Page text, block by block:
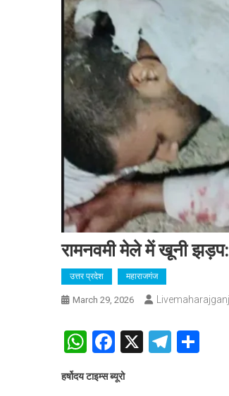
रामनवमी मेले में खूनी
उत्तर प्रदेश महाराजगंज
March 29, 2026 Livemaharajganj
WhatsApp
Facebook
X
हर्षोदय टाइम्स ब्यूरो